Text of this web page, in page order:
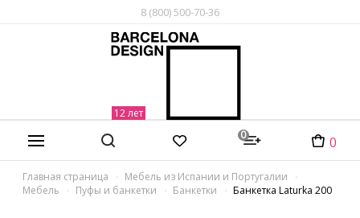
8 (800) 500-70-36
0 0
Главная страница
Мебель из Испании и Португалии
Мебель
Пуфы и банкетки Банкетки Банкетка Laturka 200